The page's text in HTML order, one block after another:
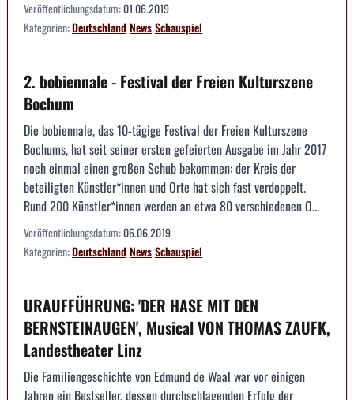
Veröffentlichungsdatum:01.06.2019
Kategorien:DeutschlandNewsSchauspiel
2. bobiennale - Festival der Freien Kulturszene
Bochum
Die bobiennale, das 10-tägige Festival der Freien Kulturszene
Bochums, hat seit seiner ersten gefeierten Ausgabe im Jahr 2017
noch einmal einen großen Schub bekommen: der Kreis der
beteiligten Künstler*innen und Orte hat sich fast verdoppelt.
Rund 200 Künstler*innen werden an etwa 80 verschiedenen O...
Veröffentlichungsdatum:06.06.2019
Kategorien:DeutschlandNewsSchauspiel
URAUFFÜHRUNG: 'DER HASE MIT DEN
BERNSTEINAUGEN', Musical VON THOMAS ZAUFK,
Landestheater Linz
Die Familiengeschichte von Edmund de Waal war vor einigen
Jahren ein Bestseller, dessen durchschlagenden Erfolg der